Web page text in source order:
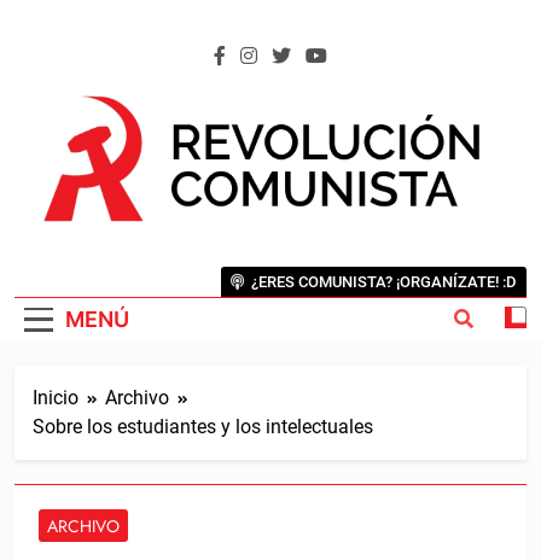
MENÚ
¿ERES COMUNISTA? ¡ORGANÍZATE! :D
Inicio
Archivo
Sobre los estudiantes y los intelectuales
ARCHIVO